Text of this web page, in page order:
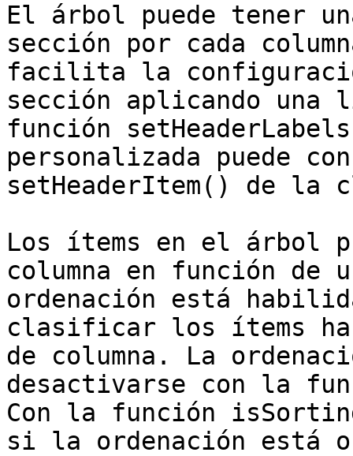
El árbol puede tener
sección por cada
facilita la
sección aplicando
función
personalizada puede
setHeaderItem() de la
Los ítems en el árbol
columna en función
ordenación está
clasificar los ítems
de columna. La
desactivarse con la
Con la función
si la ordenación está